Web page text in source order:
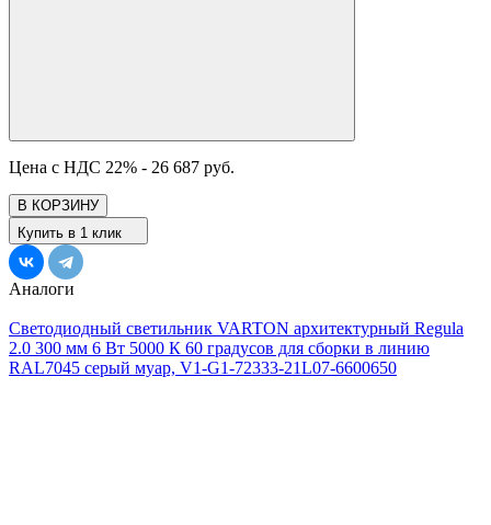
Цена с НДС 22% - 26 687 руб.
В КОРЗИНУ
Купить в 1 клик
Аналоги
Светодиодный светильник VARTON архитектурный Regula
2.0 300 мм 6 Вт 5000 К 60 градусов для сборки в линию
RAL7045 серый муар, V1-G1-72333-21L07-6600650